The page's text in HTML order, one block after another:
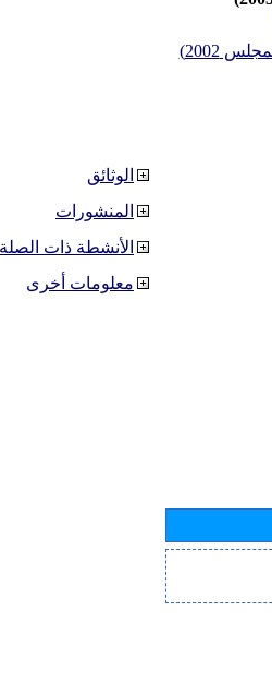
الوثائق
المنشورات
الأنشطة ذات الصلة
معلومات أخرى